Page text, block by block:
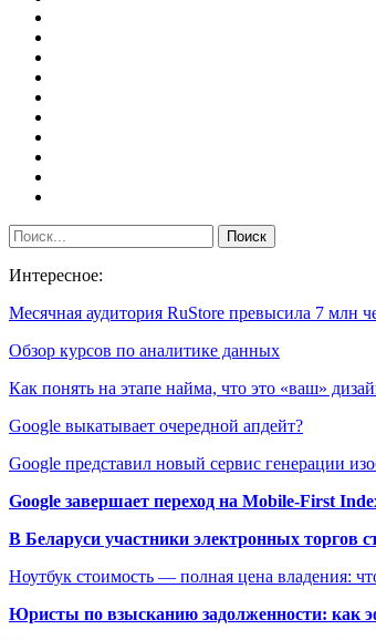
Интересное:
Месячная аудитория RuStore превысила 7 млн
Обзор курсов по аналитике данных
Как понять на этапе найма, что это «ваш»
Google выкатывает очередной апдейт?
Google представил новый сервис генерации
Google завершает переход на Mobile-First
В Беларуси участники электронных торгов
Ноутбук стоимость — полная цена владения:
Юристы по взысканию задолженности: как